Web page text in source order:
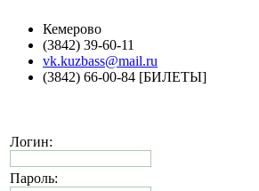
Кемерово
(3842) 39-60-11
vk.kuzbass@mail.ru
(3842) 66-00-84 [БИЛЕТЫ]
Логин:
Пароль: